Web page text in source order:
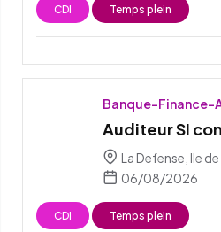
CDI Temps plein
Banque-Finance-
Auditeur SI
La Defense, Ile
06/08/2026
CDI Temps plein